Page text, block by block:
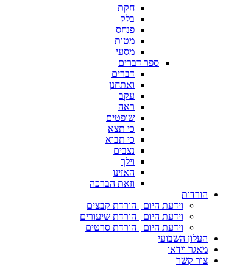
חקת
בלק
פנחס
מטות
מסעי
ספר דברים
דברים
ואתחנן
עקב
ראה
שופטים
כי תצא
כי תבוא
נצבים
וילך
האזינו
וזאת הברכה
הורדות
וידעת היום | הורדת קבצים
וידעת היום | הורדת שיעורים
וידעת היום | הורדת סרטים
העלון השבועי
מאגר וידאו
צור קשר